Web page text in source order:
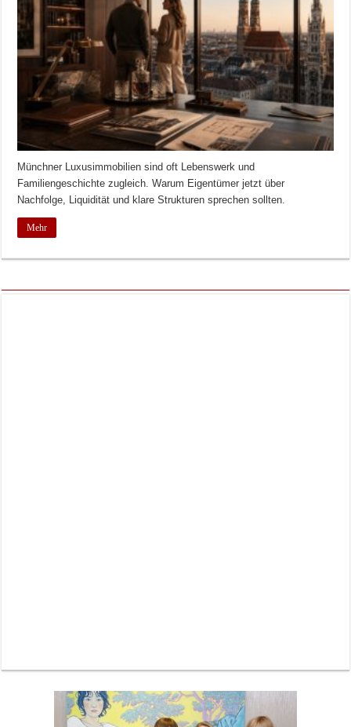
Münchner Luxusimmobilien sind oft Lebenswerk und
Familiengeschichte zugleich. Warum Eigentümer jetzt über
Nachfolge, Liquidität und klare Strukturen sprechen sollten.
Mehr